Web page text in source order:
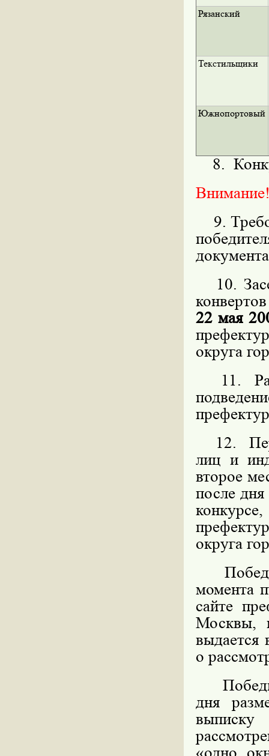
Рязанский
Текстильщики
Южнопортовый
8.
9.
10.
22 мая
округа
11.
12.
лиц и
второе
после дня
округа
момента
сайте
Москвы,
выдается
о
дня